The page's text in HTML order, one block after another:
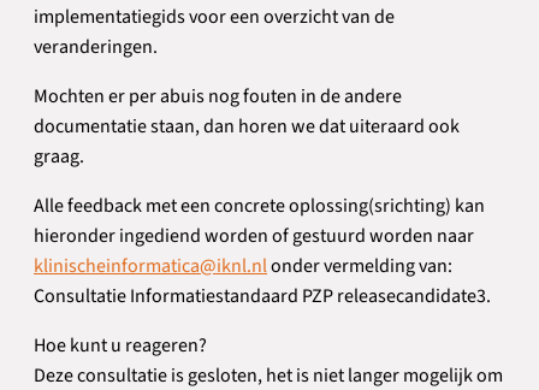
implementatiegids voor een overzicht van de
veranderingen.
Mochten er per abuis nog fouten in de andere
documentatie staan, dan horen we dat uiteraard ook
graag.
Alle feedback met een concrete oplossing(srichting) kan
hieronder ingediend worden of gestuurd worden naar
klinischeinformatica@iknl.nlonder vermelding van:
Consultatie Informatiestandaard PZP releasecandidate3.
Hoe kunt u reageren?
Deze consultatie is gesloten, het is niet langer mogelijk om